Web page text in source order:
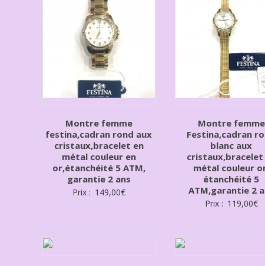
Montre femme
festina,cadran rond aux
cristaux,bracelet en
métal couleur en
or,étanchéité 5 ATM,
garantie 2 ans
Prix : 149,00€
Montre femme
Festina,cadran
blanc aux
cristaux,bracelet
métal couleur
étanchéité 5
ATM,garantie 2
Prix : 119,00€